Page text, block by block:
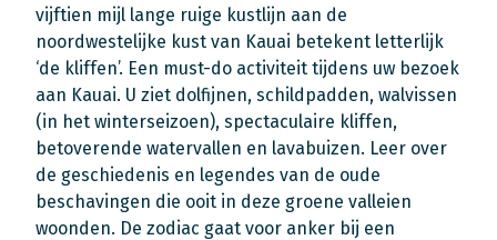
vijftien mijl lange ruige kustlijn aan de
noordwestelijke kust van Kauai betekent letterlijk
‘de kliffen’. Een must-do activiteit tijdens uw bezoek
aan Kauai. U ziet dolfijnen, schildpadden, walvissen
(in het winterseizoen), spectaculaire kliffen,
betoverende watervallen en lavabuizen. Leer over
de geschiedenis en legendes van de oude
beschavingen die ooit in deze groene valleien
woonden. De zodiac gaat voor anker bij een